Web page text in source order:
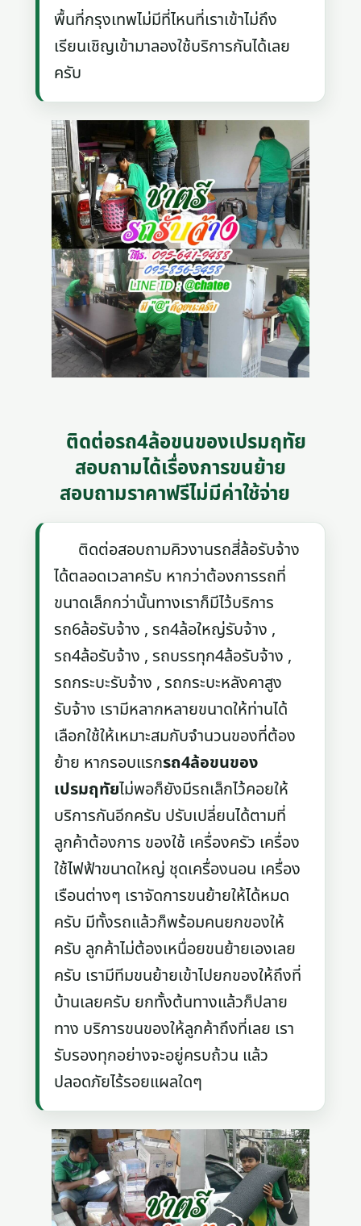
พื้นที่กรุงเทพไม่มีที่ไหนที่เราเข้าไม่ถึง
เรียนเชิญเข้ามาลองใช้บริการกันได้เลย
ครับ
ติดต่อรถ4ล้อขนของเปรมฤทัย
สอบถามได้เรื่องการขนย้าย
สอบถามราคาฟรีไม่มีค่าใช้จ่าย
ติดต่อสอบถามคิวงานรถสี่ล้อรับจ้าง
ได้ตลอดเวลาครับ หากว่าต้องการรถที่
ขนาดเล็กกว่านั้นทางเราก็มีไว้บริการ
รถ6ล้อรับจ้าง , รถ4ล้อใหญ่รับจ้าง ,
รถ4ล้อรับจ้าง , รถบรรทุก4ล้อรับจ้าง ,
รถกระบะรับจ้าง , รถกระบะหลังคาสูง
รับจ้าง เรามีหลากหลายขนาดให้ท่านได้
เลือกใช้ให้เหมาะสมกับจำนวนของที่ต้อง
ย้าย หากรอบแรกรถ4ล้อขนของ
เปรมฤทัยไม่พอก็ยังมีรถเล็กไว้คอยให้
บริการกันอีกครับ ปรับเปลี่ยนได้ตามที่
ลูกค้าต้องการ ของใช้ เครื่องครัว เครื่อง
ใช้ไฟฟ้าขนาดใหญ่ ชุดเครื่องนอน เครื่อง
เรือนต่างๆ เราจัดการขนย้ายให้ได้หมด
ครับ มีทั้งรถแล้วก็พร้อมคนยกของให้
ครับ ลูกค้าไม่ต้องเหนื่อยขนย้ายเองเลย
ครับ เรามีทีมขนย้ายเข้าไปยกของให้ถึงที่
บ้านเลยครับ ยกทั้งต้นทางแล้วก็ปลาย
ทาง บริการขนของให้ลูกค้าถึงที่เลย เรา
รับรองทุกอย่างจะอยู่ครบถ้วน แล้ว
ปลอดภัยไร้รอยแผลใดๆ